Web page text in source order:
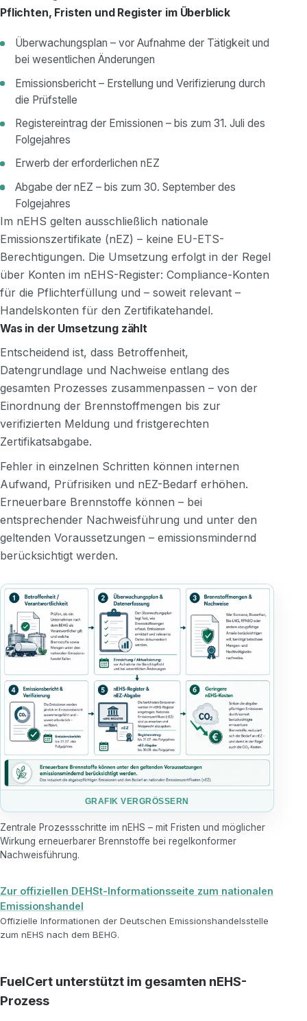
Pflichten, Fristen und Register im Überblick
Überwachungsplan – vor Aufnahme der Tätigkeit und
bei wesentlichen Änderungen
Emissionsbericht – Erstellung und Verifizierung durch
die Prüfstelle
Registereintrag der Emissionen – bis zum 31. Juli des
Folgejahres
Erwerb der erforderlichen nEZ
Abgabe der nEZ – bis zum 30. September des
Folgejahres
Im nEHS gelten ausschließlich nationale
Emissionszertifikate (nEZ) – keine EU-ETS-
Berechtigungen. Die Umsetzung erfolgt in der Regel
über Konten im nEHS-Register: Compliance-Konten
für die Pflichterfüllung und – soweit relevant –
Handelskonten für den Zertifikatehandel.
Was in der Umsetzung zählt
Entscheidend ist, dass Betroffenheit,
Datengrundlage und Nachweise entlang des
gesamten Prozesses zusammenpassen – von der
Einordnung der Brennstoffmengen bis zur
verifizierten Meldung und fristgerechten
Zertifikatsabgabe.
Fehler in einzelnen Schritten können internen
Aufwand, Prüfrisiken und nEZ-Bedarf erhöhen.
Erneuerbare Brennstoffe können – bei
entsprechender Nachweisführung und unter den
geltenden Voraussetzungen – emissionsmindernd
berücksichtigt werden.
GRAFIK VERGRÖSSERN
Zentrale Prozessschritte im nEHS – mit Fristen und möglicher
Wirkung erneuerbarer Brennstoffe bei regelkonformer
Nachweisführung.
Zur offiziellen DEHSt-Informationsseite zum nationalen
Emissionshandel
Offizielle Informationen der Deutschen Emissionshandelsstelle
zum nEHS nach dem BEHG.
FuelCert unterstützt im gesamten nEHS-
Prozess